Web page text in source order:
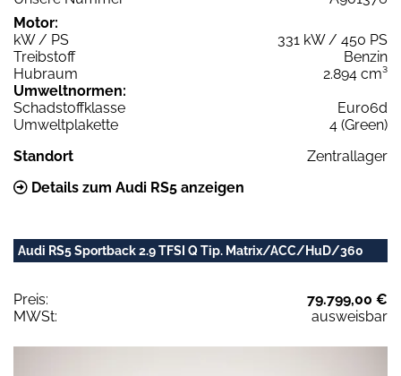
Motor:
kW / PS
331 kW / 450 PS
Treibstoff
Benzin
Hubraum
2.894 cm³
Umweltnormen:
Schadstoffklasse
Euro6d
Umweltplakette
4 (Green)
Standort
Zentrallager
Details zum Audi RS5 anzeigen
Audi RS5 Sportback 2.9 TFSI Q Tip. Matrix/ACC/HuD/360
Preis:
79.799,00 €
MWSt:
ausweisbar